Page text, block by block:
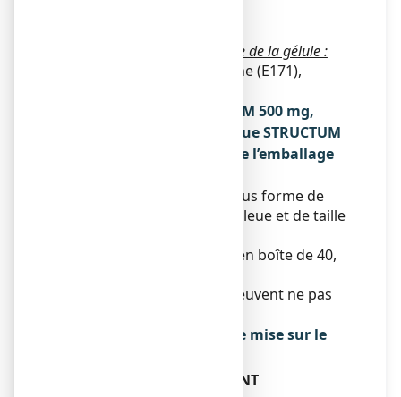
Composition de l’enveloppe de la gélule :
gélatine, dioxyde de titane (E171),
* voir rubrique 2 « STRUCTUM 500 mg,
gélule contient »Qu’est-ce que STRUCTUM
500 mg, gélule et contenu de l’emballage
STRUCTUM, se présente sous forme de
gélule opaque de couleur bleue et de taille
STRUCTUM est disponible en boîte de 40,
Toutes les présentations peuvent ne pas
Titulaire de l’autorisation de mise sur le
PIERRE FABRE MEDICAMENT